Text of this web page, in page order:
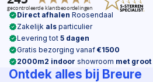
Direct afhalen Roosendaal
Zakelijk als particulier
Levering tot 5 dagen
Gratis bezorging vanaf €1500
2000m2 indoor showroom met
Ontdek alles bij Breure